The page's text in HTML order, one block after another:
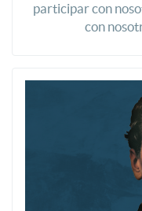
participar con
con